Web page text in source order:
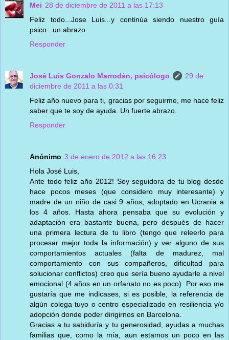
Mei 28 de diciembre de 2011 a las 17:13
Feliz todo...Jose Luis...y continúa siendo nuestro guía
psico...un abrazo
Responder
José Luis Gonzalo Marrodán, psicólogo
29 de
diciembre de 2011 a las 0:31
Feliz año nuevo para ti, gracias por seguirme, me hace feliz
saber que te soy de ayuda. Un fuerte abrazo.
Responder
Anónimo 3 de enero de 2012 a las 16:23
Hola José Luis,
Ante todo feliz año 2012! Soy seguidora de tu blog desde
hace pocos meses (que considero muy interesante) y
madre de un niño de casi 9 años, adoptado en Ucrania a
los 4 años. Hasta ahora pensaba que su evolución y
adaptación era bastante buena, pero después de hacer
una primera lectura de tu libro (tengo que releerlo para
procesar mejor toda la información) y ver alguno de sus
comportamientos actuales (falta de madurez, mal
comportamiento con sus compañeros, dificultad para
solucionar conflictos) creo que sería bueno ayudarle a nivel
emocional (4 años en un orfanato no es poco). Por eso me
gustaría que me indicases, si es posible, la referencia de
algún colega tuyo o centro especializado en resiliencia y/o
adopción donde poder dirigirnos en Barcelona.
Gracias a tu sabiduría y tu generosidad, ayudas a muchas
familias que, como la mía, aun estamos un poco en las